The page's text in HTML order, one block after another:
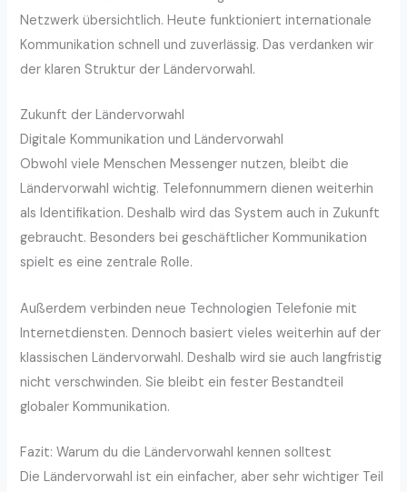
Netzwerk übersichtlich. Heute funktioniert internationale
Kommunikation schnell und zuverlässig. Das verdanken wir
der klaren Struktur der Ländervorwahl.
Zukunft der Ländervorwahl
Digitale Kommunikation und Ländervorwahl
Obwohl viele Menschen Messenger nutzen, bleibt die
Ländervorwahl wichtig. Telefonnummern dienen weiterhin
als Identifikation. Deshalb wird das System auch in Zukunft
gebraucht. Besonders bei geschäftlicher Kommunikation
spielt es eine zentrale Rolle.
Außerdem verbinden neue Technologien Telefonie mit
Internetdiensten. Dennoch basiert vieles weiterhin auf der
klassischen Ländervorwahl. Deshalb wird sie auch langfristig
nicht verschwinden. Sie bleibt ein fester Bestandteil
globaler Kommunikation.
Fazit: Warum du die Ländervorwahl kennen solltest
Die Ländervorwahl ist ein einfacher, aber sehr wichtiger Teil